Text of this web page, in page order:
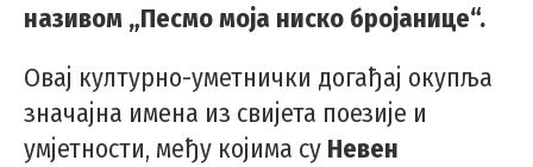
називом „Песмо моја ниско бројанице“.
Овај културно-уметнички догађај окупља
значајна имена из свијета поезије и
умјетности, међу којима су Невен